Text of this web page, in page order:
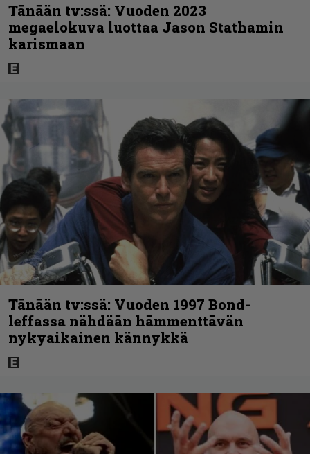
Tänään tv:ssä: Vuoden 2023
megaelokuva luottaa Jason Stathamin
karismaan
Tänään tv:ssä: Vuoden 1997 Bond-
leffassa nähdään hämmenttävän
nykyaikainen kännykkä